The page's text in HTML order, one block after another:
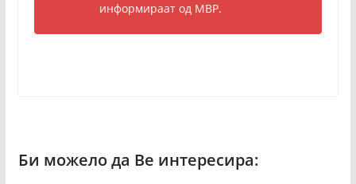
информираат од МВР.